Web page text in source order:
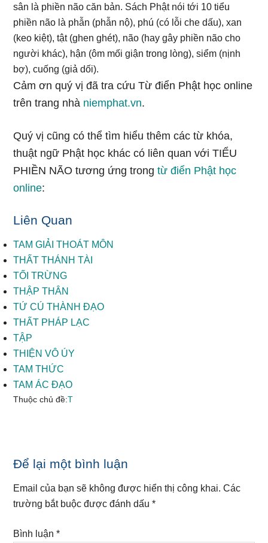
sân là phiền não căn bản. Sách Phật nói tới 10 tiểu
phiền não là phẫn (phẫn nộ), phú (có lỗi che dấu), xan
(keo kiệt), tật (ghen ghét), não (hay gây phiền não cho
người khác), hận (ôm mối giận trong lòng), siểm (nịnh
bợ), cuống (giả dối).
Cảm ơn quý vị đã tra cứu Từ điển Phật học online
trên trang nhà niemphat.vn.
Quý vị cũng có thể tìm hiểu thêm các từ khóa,
thuật ngữ Phật học khác có liên quan với TIỂU
PHIỀN NÃO tương ứng trongtừ điển Phật học
online:
Liên Quan
TAM GIẢI THOÁT MÔN
THẤT THÁNH TÀI
TỐI TRỪNG
THẬP THÂN
TỨ CÚ THÀNH ĐẠO
THẤT PHÁP LẠC
TẬP
THIỆN VÔ ÚY
TAM THỨC
TAM ÁC ĐẠO
Thuộc chủ đề:T
Reader
Interactions
Để lại một bình luận
Email của bạn sẽ không được hiển thị công khai. Các
trường bắt buộc được đánh dấu*
Bình luận*